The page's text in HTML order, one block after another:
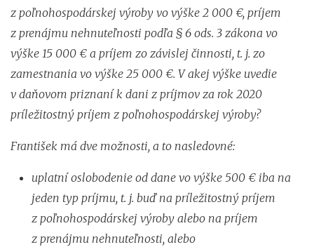
z poľnohospodárskej výroby vo výške 2 000 €, príjem
z prenájmu nehnuteľnosti podľa § 6 ods. 3 zákona vo
výške 15 000 € a príjem zo závislej činnosti, t. j. zo
zamestnania vo výške 25 000 €. V akej výške uvedie
v daňovom priznaní k dani z príjmov za rok 2020
príležitostný príjem z poľnohospodárskej výroby?
František má dve možnosti, a to nasledovné:
uplatní oslobodenie od dane vo výške 500 € iba na
jeden typ príjmu, t. j. buď na príležitostný príjem
z poľnohospodárskej výroby alebo na príjem
z prenájmu nehnuteľnosti, alebo